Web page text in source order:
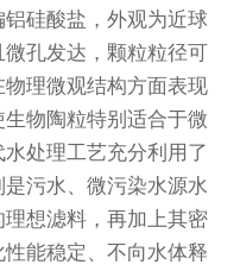
硅酸盐，外观为近球
孔发达，颗粒粒径可
理微观结构方面表现
物陶粒特别适合于微
处理工艺充分利用了
污水、微污染水源水
想滤料，再加上其密
能稳定、不向水体释